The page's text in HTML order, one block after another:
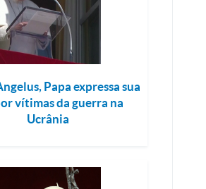
Papa expressa sua
vítimas da guerra na
Ucrânia